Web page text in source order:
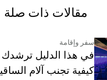
مقالات ذات صلة
سفر وإقامة
في هذا الدليل ترشدك
كيفية تجنب آلام